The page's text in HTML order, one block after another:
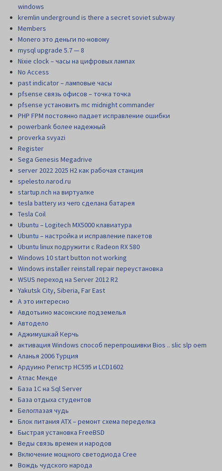
windows
kremlin underground is there a secret soviet subway
Members
Monero это деньги по-новому
mysql upgrade 5.7 — 8
Nixie clock – часы на цифровых лампах
No Access
past indicator – ламповые часы
pfsense связь офисов – точка точка
pfsense установить mc midnight commander
PHP FPM постоянно падает исправление ошибки
powerbank более надежный
proverka svyazi
Register
Sega Genesis Megadrive
server 2022 2025 H2 как рабочая станция
spelesto.narod.ru
startup.nch на виртуалке
tesla battery из чего сделана батарея
Tesla Coil
Ubuntu – Logitech MX5000 клавиатура
Ubuntu – настройка и исправление пакетов
Ubuntu linux подружити с Radeon RX 580
Windows 10 start button not working
Windows installer reinstall repair переустановка
WSUS переход на Server 2012 R2
Yakutsk City, Siberia, Far East
А это интересно
Авдотьино масонские подземелья
Автодело
Аджимушкай Керчь
активация Windows способ перепрошивки Bios .. slic slp oem
Аланья 2006 Турция
Ардуино Регистр НС595 и LCD1602
Атлас Менде
База 1С на Sql Server
База отдыха студентов
Белоглазая чудь
Блок питания АТХ – ремонт схема переделка
Быстрая установка FreeBSD
Веды связь времен и народов
Включение мощного светодиода Cree
Вождь чудского народа